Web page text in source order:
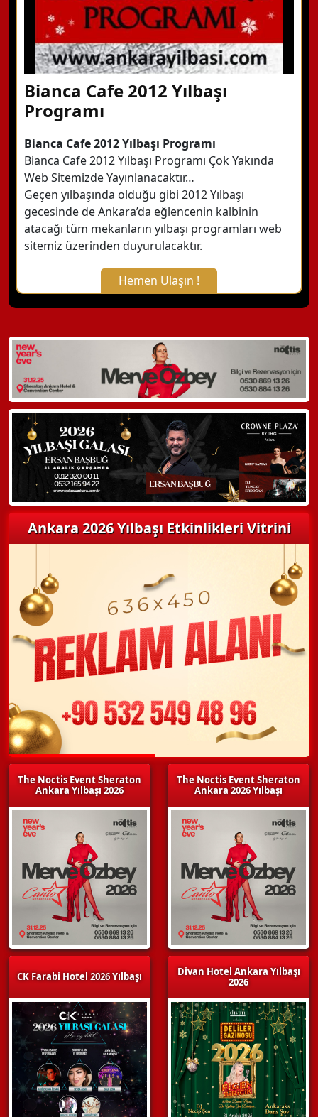
Bianca Cafe 2012 Yılbaşı
Programı
Bianca Cafe 2012 Yılbaşı Programı
Bianca Cafe 2012 Yılbaşı Programı Çok Yakında
Web Sitemizde Yayınlanacaktır…
Geçen yılbaşında olduğu gibi 2012 Yılbaşı
gecesinde de Ankara’da eğlencenin kalbinin
atacağı tüm mekanların yılbaşı programları web
sitemiz üzerinden duyurulacaktır.
Hemen Ulaşın !
X Kapat
WhatsApp ile Bilgi Alın
Hemen Arayın
Detaylı Bilgi Alın
Ankara 2026 Yılbaşı Etkinlikleri Vitrini
The Noctis Event Sheraton
Ankara Yılbaşı 2026
CK Farabi Hotel 2026 Yılbaşı
The Noctis Event Sheraton
Ankara 2026 Yılbaşı
Divan Hotel Ankara Yılbaşı
2026